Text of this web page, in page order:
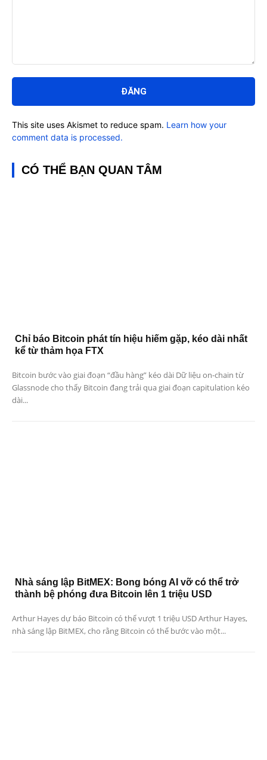
luận:
This site uses Akismet to reduce spam. Learn how your
comment data is processed.
CÓ THỂ BẠN QUAN TÂM
Chỉ báo Bitcoin phát tín hiệu hiếm gặp, kéo dài nhất
kể từ thảm họa FTX
Bitcoin bước vào giai đoạn “đầu hàng” kéo dài Dữ liệu on-chain từ
Glassnode cho thấy Bitcoin đang trải qua giai đoạn capitulation kéo
dài...
Nhà sáng lập BitMEX: Bong bóng AI vỡ có thể trở
thành bệ phóng đưa Bitcoin lên 1 triệu USD
Arthur Hayes dự báo Bitcoin có thể vượt 1 triệu USD Arthur Hayes,
nhà sáng lập BitMEX, cho rằng Bitcoin có thể bước vào một...